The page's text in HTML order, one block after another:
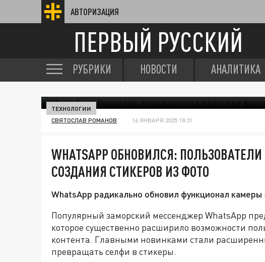
АВТОРИЗАЦИЯ
ПЕРВЫЙ РУССКИЙ
РУБРИКИ НОВОСТИ АНАЛИТИКА
ТЕХНОЛОГИИ
СВЯТОСЛАВ РОМАНОВ 16 ЯНВАРЯ 2025 18:31
WHATSAPP ОБНОВИЛСЯ:
СОЗДАНИЯ СТИКЕРОВ ИЗ ФОТО
WhatsApp радикально обновил функционал камеры
Популярный заморский мессенджер WhatsApp
которое существенно расширило возможности
контента. Главными новинками стали
превращать селфи в стикеры.